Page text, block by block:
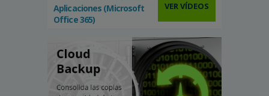
Aplicaciones (Microsoft
Office 365)
VER VÍDEOS